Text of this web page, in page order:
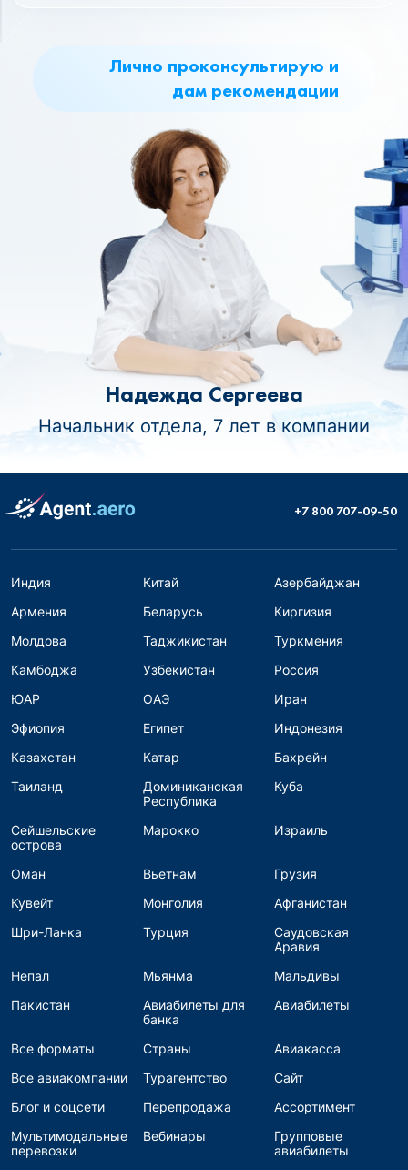
Лично проконсультирую и
дам рекомендации
Надежда Сергеева
Начальник отдела, 7 лет в компании
+7 800 707-09-50
Индия Китай
Азербайджан
Армения
Беларусь
Киргизия
Молдова
Таджикистан
Туркмения
Камбоджа
Узбекистан
Россия
ЮАР
ОАЭ
Иран
Эфиопия
Египет
Индонезия
Казахстан
Катар
Бахрейн
Таиланд
Доминиканская
Республика
Куба
Сейшельские
острова
Марокко Израиль
Оман Вьетнам
Грузия
Кувейт
Монголия
Афганистан
Шри-Ланка
Турция
Саудовская
Аравия
Непал
Мьянма
Мальдивы
Пакистан
Авиабилеты для
банка
Авиабилеты
Все форматы Страны
Авиакасса
Все авиакомпании
Турагентство
Сайт
Блог и соцсети
Перепродажа
Ассортимент
Мультимодальные
перевозки
Вебинары
Групповые
авиабилеты